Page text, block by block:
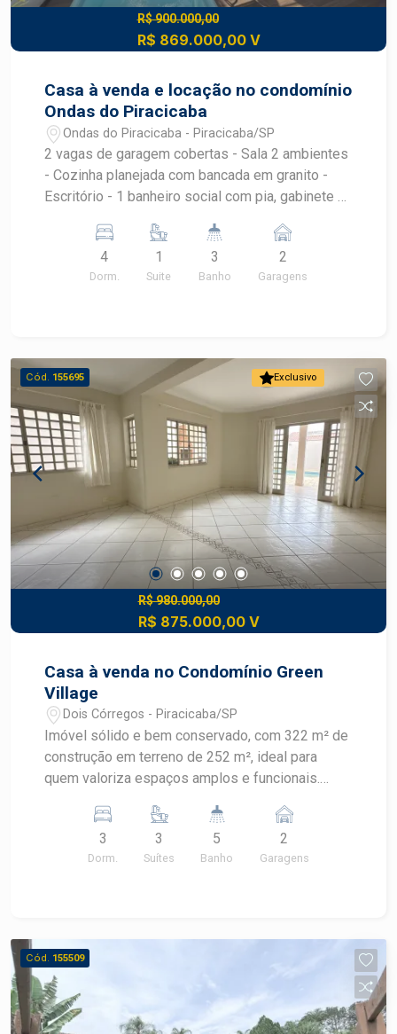
R$ 900.000,00
R$ 869.000,00 V
Casa à venda e locação no condomínio
Ondas do Piracicaba
Ondas do Piracicaba - Piracicaba/SP
2 vagas de garagem cobertas - Sala 2 ambientes
- Cozinha planejada com bancada em granito -
Escritório - 1 banheiro social com pia, gabinete e
quarto de despejo - Área de serviço coberta -
Espaço gourmet equipado com churrasqueira -
Piscina Aceita permuta com imóvel de menor
4
Dorm.
1
Suite
3
Banho
2
Garagens
Exclusivo
Cód. 155695
R$ 980.000,00
R$ 875.000,00 V
Casa à venda no Condomínio Green
Village
Dois Córregos - Piracicaba/SP
Imóvel sólido e bem conservado, com 322 m² de
construção em terreno de 252 m², ideal para
quem valoriza espaços amplos e funcionais.
todos suítes, com armários 5 banheiros com box
em vidro temperado Escritório Ampla sala de
estar e TV Cozinha com armários Varanda com
anos, mantendo bons acabamentos da época, em
condomínio tranquilo e bem localizado. Agende
sua visita pelo (19) 99608-4334 ou consulte um
corretor especialista da Frias Neto Consultoria
3
Dorm.
3
Suítes
5
Banho
2
Garagens
Cód. 155509